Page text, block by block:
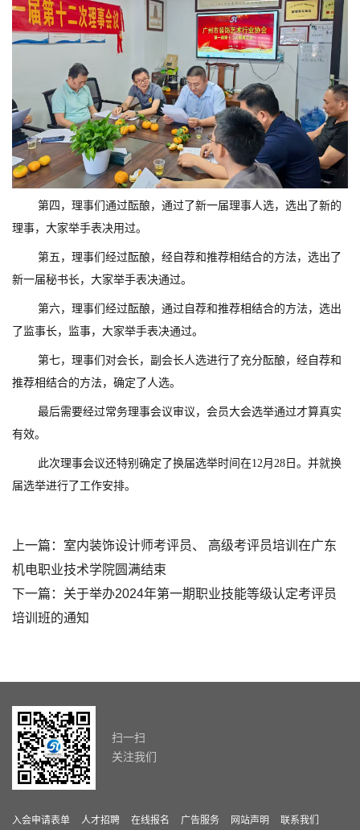
第四，理事们通过酝酿，通过了新一届理事人选，选出了新的
理事，大家举手表决用过。
第五，理事们经过酝酿，经自荐和推荐相结合的方法，选出了
新一届秘书长，大家举手表决通过。
第六，理事们经过酝酿，通过自荐和推荐相结合的方法，选出
了监事长，监事，大家举手表决通过。
第七，理事们对会长，副会长人选进行了充分酝酿，经自荐和
推荐相结合的方法，确定了人选。
最后需要经过常务理事会议审议，会员大会选举通过才算真实
有效。
此次理事会议还特别确定了换届选举时间在12月28日。并就换
届选举进行了工作安排。
上一篇： 室内装饰设计师考评员、 高级考评员培训在广东
机电职业技术学院圆满结束
下一篇： 关于举办2024年第一期职业技能等级认定考评员
培训班的通知
扫一扫
关注我们
入会申请表单 人才招聘 在线报名 广告服务 网站声明 联系我们